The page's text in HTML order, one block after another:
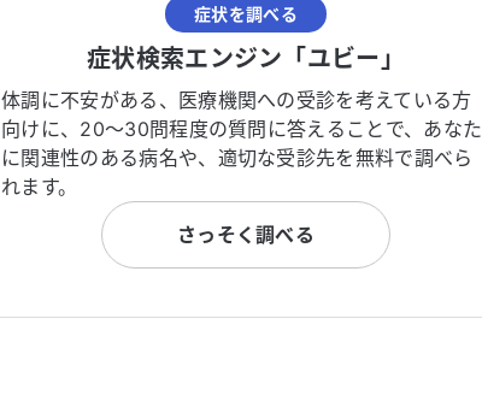
症状を調べる
症状検索エンジン「ユビー」
体調に不安がある、医療機関への受診を考えている方
向けに、20〜30問程度の質問に答えることで、あなた
に関連性のある病名や、適切な受診先を無料で調べら
れます。
さっそく調べる